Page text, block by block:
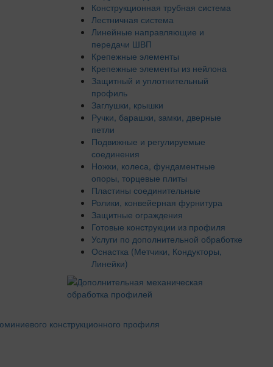
Конструкционная трубная система
Лестничная система
Линейные направляющие и
передачи ШВП
Крепежные элементы
Крепежные элементы из нейлона
Защитный и уплотнительный
профиль
Заглушки, крышки
Ручки, барашки, замки, дверные
петли
Подвижные и регулируемые
соединения
Ножки, колеса, фундаментные
опоры, торцевые плиты
Пластины соединительные
Ролики, конвейерная фурнитура
Защитные ограждения
Готовые конструкции из профиля
Услуги по дополнительной обработке
Оснастка (Метчики, Кондукторы,
Линейки)